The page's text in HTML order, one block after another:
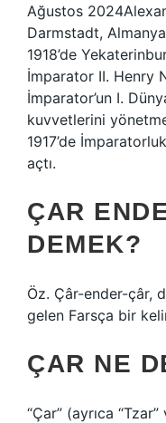
Ağustos
Darmstadt,
1918’de
İmparator II. Henry
İmparator’un I.
kuvvetlerini
1917’de
açtı.
ÇAR
DEMEK?
Öz. Çâr-ender-çâr,
gelen Farsça bir
ÇAR NE
“Çar” (ayrıca